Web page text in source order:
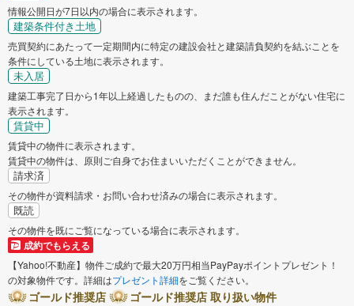
情報公開日が7日以内の場合に表示されます。
建築条件付き土地
売買契約にあたって一定期間内に特定の建設会社と建築請負契約を結ぶことを
条件にしている土地に表示されます。
未入居
建築工事完了日から1年以上経過したものの、まだ誰も住んだことがない住宅に
表示されます。
賃貸中
賃貸中の物件に表示されます。
賃貸中の物件は、原則ご自身でお住まいいただくことができません。
請求済
その物件が資料請求・お問い合わせ済みの場合に表示されます。
既読
その物件を既にご覧になっている場合に表示されます。
成約でもらえる
【Yahoo!不動産】物件ご成約で最大20万円相当PayPayポイントプレゼント！
の対象物件です。詳細はプレゼント詳細をご覧ください。
ゴールド推奨店
ゴールド推奨店 取り扱い物件